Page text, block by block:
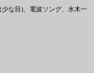
な目)、電波ソング、水木一